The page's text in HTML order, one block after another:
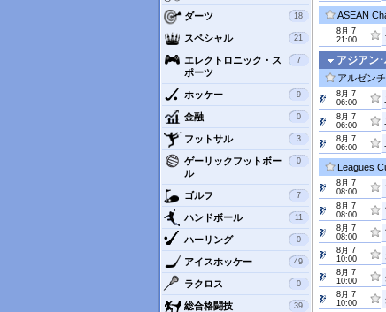
ダーツ 18
スペシャル 21
エレクトロニック・ス
ポーツ
7
ホッケー 9
金融 0
フットサル 3
ゲーリックフットボー
ル
0
ゴルフ 7
ハンドボール 11
ハーリング 0
アイスホッケー 49
ラクロス 0
総合格闘技 39
ASEAN
8月 7
21:00
アジアン
アルゼン
8月 7
06:00
8月 7
06:00
8月 7
06:00
Leagues
8月 7
08:00
8月 7
08:00
8月 7
08:00
8月 7
10:00
8月 7
10:00
8月 7
10:00